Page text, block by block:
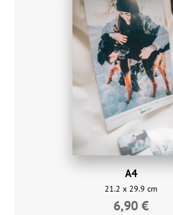
A4
21.2 x 29.9 cm
6,90 €